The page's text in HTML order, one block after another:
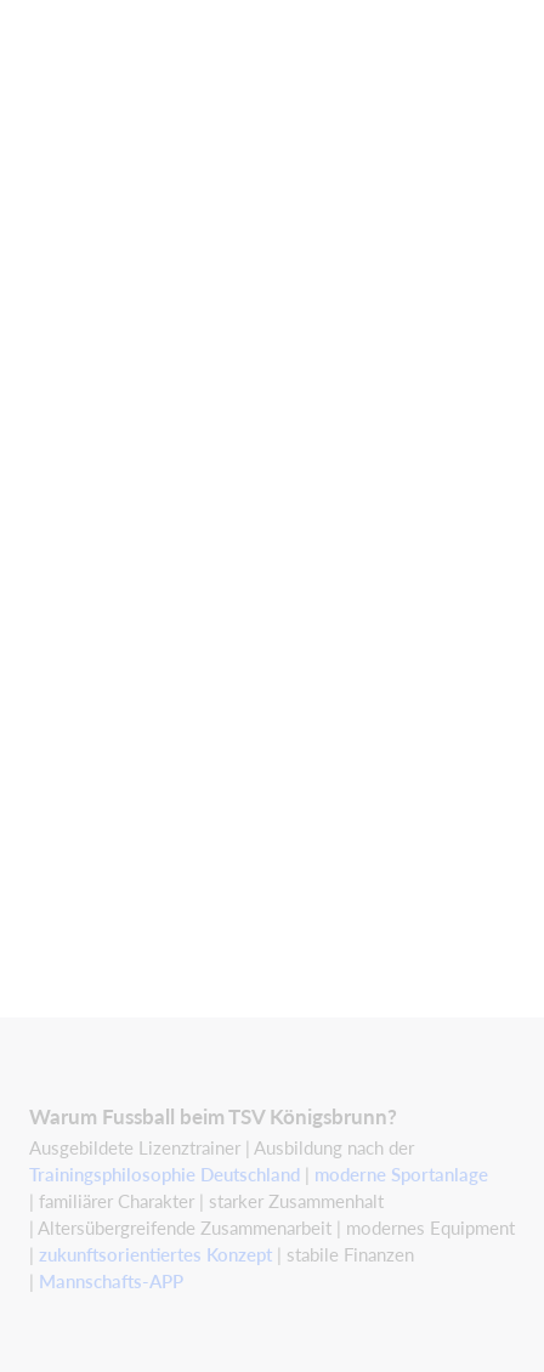
Warum Fussball beim TSV Königsbrunn?
Ausgebildete Lizenztrainer | Ausbildung nach der
Trainingsphilosophie Deutschland | moderne Sportanlage
| familiärer Charakter | starker Zusammenhalt
| Altersübergreifende Zusammenarbeit | modernes Equipment
| zukunftsorientiertes Konzept | stabile Finanzen
| Mannschafts-APP